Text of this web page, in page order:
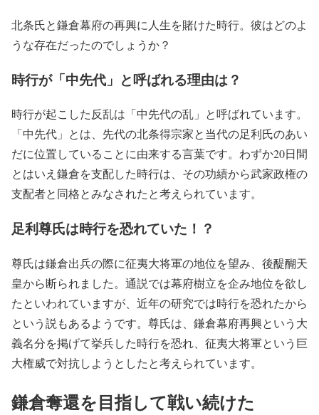
北条氏と鎌倉幕府の再興に人生を賭けた時行。彼はどのよ
うな存在だったのでしょうか？
時行が「中先代」と呼ばれる理由は？
時行が起こした反乱は「中先代の乱」と呼ばれています。
「中先代」とは、先代の北条得宗家と当代の足利氏のあい
だに位置していることに由来する言葉です。わずか20日間
とはいえ鎌倉を支配した時行は、その功績から武家政権の
支配者と同格とみなされたと考えられています。
足利尊氏は時行を恐れていた！？
尊氏は鎌倉出兵の際に征夷大将軍の地位を望み、後醍醐天
皇から断られました。通説では幕府樹立を企み地位を欲し
たといわれていますが、近年の研究では時行を恐れたから
という説もあるようです。尊氏は、鎌倉幕府再興という大
義名分を掲げて挙兵した時行を恐れ、征夷大将軍という巨
大権威で対抗しようとしたと考えられています。
鎌倉奪還を目指して戦い続けた